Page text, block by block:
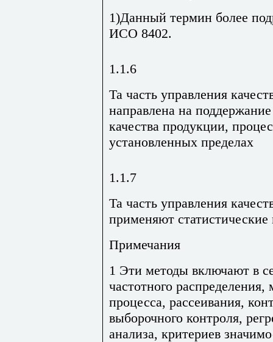
1)Данный термин более
ИСО 8402.
1.1.6
Та часть управления
направлена на поддержание
качества продукции,
установленных пределах
1.1.7
Та часть управления
применяют
Примечания
1 Эти методы включают в
частотного
процесса, рассеивания,
выборочного контроля,
анализа, критериев